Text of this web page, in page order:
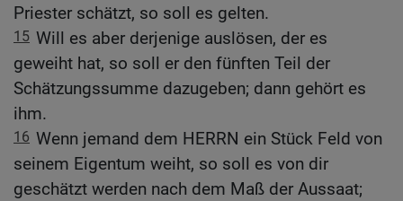
Priester schätzt, so soll es gelten.
15 Will es aber derjenige auslösen, der es
geweiht hat, so soll er den fünften Teil der
Schätzungssumme dazugeben; dann gehört es
ihm.
16 Wenn jemand dem HERRN ein Stück Feld von
seinem Eigentum weiht, so soll es von dir
geschätzt werden nach dem Maß der Aussaat;